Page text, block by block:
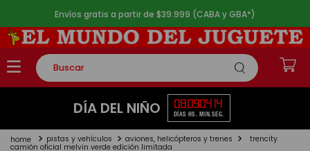
Envíos gratis a partir de $39.999 (CABA y GBA*)
Buscar
TÉRMINOS MÁS BUSCADOS
2.
lego
DÍA DEL NIÑO 08
DÍAS
09
HS.
04
MIN.
14
SEG.
pistas y vehículos aviones, helicópteros y trenes trencity
camión oficial melvin verde edición limitada